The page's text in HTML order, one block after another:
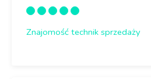
Znajomość technik sprzedaży